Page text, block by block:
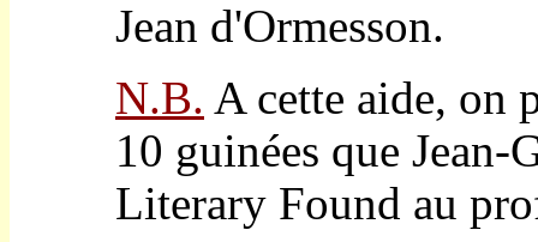
Jean d'Ormesson.
N.B. A cette aide, on
10 guinées que
Literary Found au